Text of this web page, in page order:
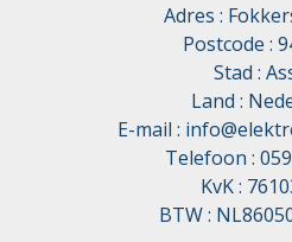
Adres :
Postcode :
Stad :
Land :
E-mail :
Telefoon :
KvK :
BTW :